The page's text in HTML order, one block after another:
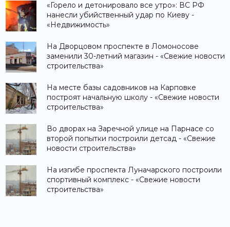
«Горело и детонировало все утро»: ВС РФ
нанесли убийственный удар по Киеву -
«Недвижимость»
На Дворцовом проспекте в Ломоносове
заменили 30-летний магазин - «Свежие новости
строительства»
На месте базы садовников на Карповке
построят начальную школу - «Свежие новости
строительства»
Во дворах на Заречной улице на Парнасе со
второй попытки построили детсад - «Свежие
новости строительства»
На изгибе проспекта Луначарского построили
спортивный комплекс - «Свежие новости
строительства»